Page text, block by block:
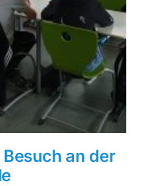
an der